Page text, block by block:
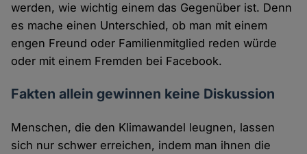
werden, wie wichtig einem das Gegenüber ist. Denn
es mache einen Unterschied, ob man mit einem
engen Freund oder Familienmitglied reden würde
oder mit einem Fremden bei Facebook.
Fakten allein gewinnen keine Diskussion
Menschen, die den Klimawandel leugnen, lassen
sich nur schwer erreichen, indem man ihnen die